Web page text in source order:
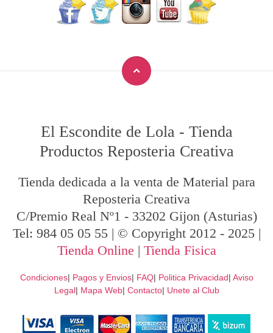
El Escondite de Lola - Tienda
Productos Reposteria Creativa
Tienda dedicada a la venta de Material para
Reposteria Creativa
C/Premio Real Nº1 - 33202 Gijon (Asturias)
Tel: 984 05 05 55 | © Copyright 2012 - 2025 |
Tienda Online | Tienda Fisica
Condiciones| Pagos y Envios| FAQ| Politica Privacidad| Aviso
Legal| Mapa Web| Contacto| Unete al Club